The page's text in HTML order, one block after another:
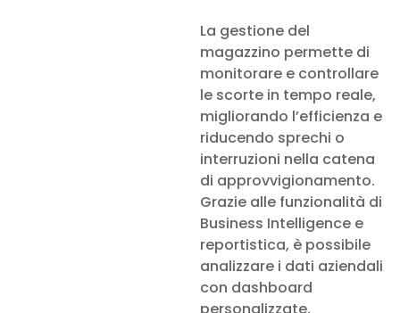
La gestione del
magazzino permette di
monitorare e controllare
le scorte in tempo reale,
migliorando l’efficienza e
riducendo sprechi o
interruzioni nella catena
di approvvigionamento.
Grazie alle funzionalità di
Business Intelligence e
reportistica, è possibile
analizzare i dati aziendali
con dashboard